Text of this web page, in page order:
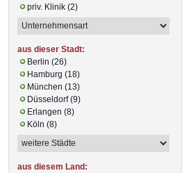
priv. Klinik (2)
aus dieser Stadt:
Berlin (26)
Hamburg (18)
München (13)
Düsseldorf (9)
Erlangen (8)
Köln (8)
aus diesem Land: